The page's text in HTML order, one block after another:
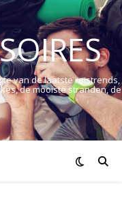
van de laatste reistrends,
de mooiste stranden, de